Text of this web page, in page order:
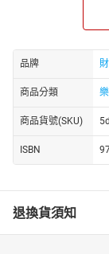
障礙，包括慣性思
法。幫助讀者建立
【跨越思維障礙】
作者進一步探討該
不僅介紹了各種
等，更提供了詳細
些思維模式。並加
險對於創新的必
索創新的可能性，
求異和逆向反轉，
助讀者深入理解創
品牌
商品分類
商品貨號(SKU)
ISBN
退換貨須知